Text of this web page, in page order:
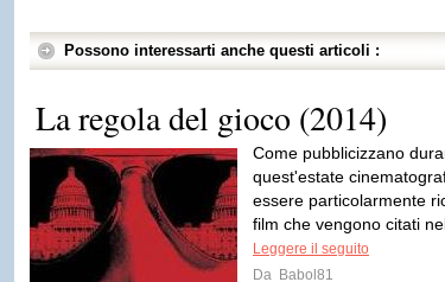
Possono interessarti anche questi articoli :
La regola del gioco (2014)
Come pubblicizzano
quest'estate
essere particolarmente
film che vengono citati
Leggere il seguito
Da Babol81